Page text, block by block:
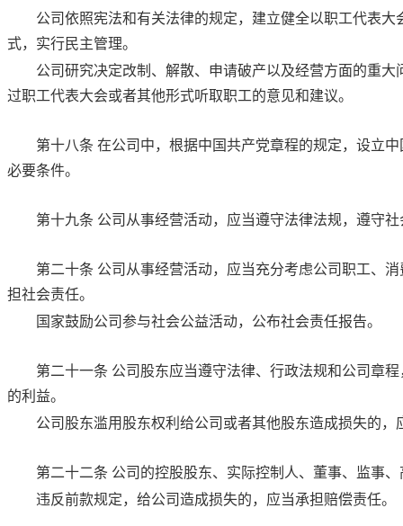
公司依照宪法和有关法律的规定，建立健全以职工代表
式，实行民主管理。
公司研究决定改制、解散、申请破产以及经营方面的重
过职工代表大会或者其他形式听取职工的意见和建议。
第十八条 在公司中，根据中国共产党章程的规定，设立
必要条件。
第十九条 公司从事经营活动，应当遵守法律法规，遵守
第二十条 公司从事经营活动，应当充分考虑公司职工、
担社会责任。
国家鼓励公司参与社会公益活动，公布社会责任报告。
第二十一条 公司股东应当遵守法律、行政法规和公司章
的利益。
公司股东滥用股东权利给公司或者其他股东造成损失的，
第二十二条 公司的控股股东、实际控制人、董事、监事
违反前款规定，给公司造成损失的，应当承担赔偿责任。